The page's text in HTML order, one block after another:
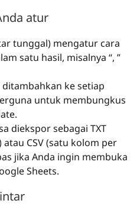
atur
tunggal) mengatur cara
satu hasil, misalnya “, ”
ke setiap
untuk membungkus
diekspor sebagai TXT
CSV (satu kolom per
jika Anda ingin membuka
Sheets.